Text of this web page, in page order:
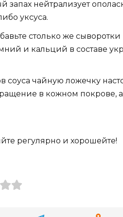
запах нейтрализует
уксуса.
столько же
и кальций в составе
соуса чайную ложечку
в кожном покрове,
регулярно и хорошейте!